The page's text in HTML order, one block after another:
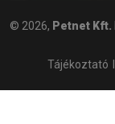
© 2026, Petnet Kft.
Tájékoztató